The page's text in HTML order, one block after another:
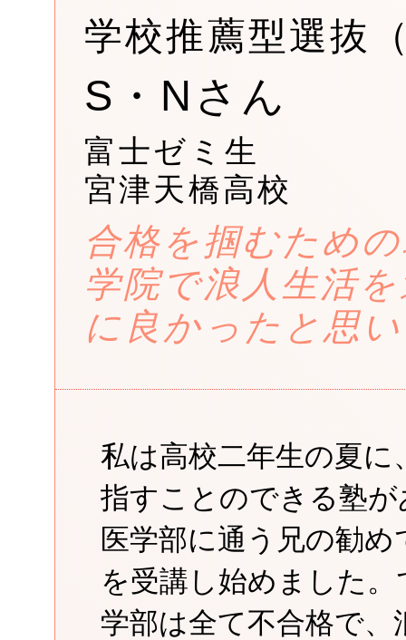
学校推薦型選抜
S・Nさん
富士ゼミ生
宮津天橋高校
合格を掴むため
学院で浪人生活
に良かったと思
私は高校二年生の夏
指すことのできる塾
医学部に通う兄の勧
を受講し始めました
学部は全て不合格で